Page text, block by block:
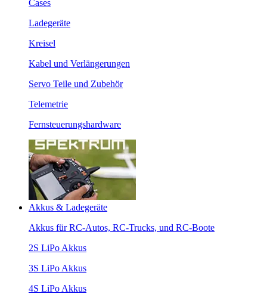
Cases
Ladegeräte
Kreisel
Kabel und Verlängerungen
Servo Teile und Zubehör
Telemetrie
Fernsteuerungshardware
Akkus & Ladegeräte
Akkus für RC-Autos, RC-Trucks, und RC-Boote
2S LiPo Akkus
3S LiPo Akkus
4S LiPo Akkus